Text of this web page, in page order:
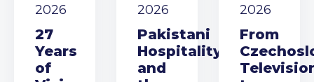
2026
27
Years
of
2026
Pakistani
Hospitality
and
2026
From